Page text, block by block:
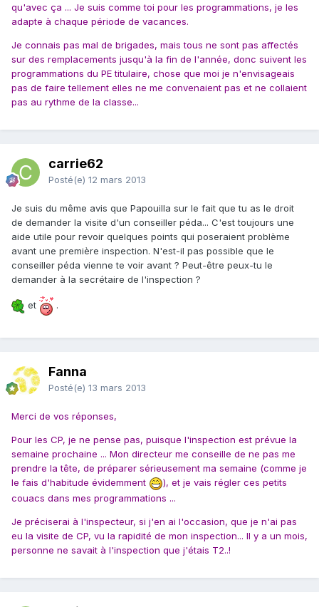
qu'avec ça ... Je suis comme toi pour les programmations, je les
adapte à chaque période de vacances.
Je connais pas mal de brigades, mais tous ne sont pas affectés
sur des remplacements jusqu'à la fin de l'année, donc suivent les
programmations du PE titulaire, chose que moi je n'envisageais
pas de faire tellement elles ne me convenaient pas et ne collaient
pas au rythme de la classe...
carrie62
Posté(e) 12 mars 2013
Je suis du même avis que Papouilla sur le fait que tu as le droit
de demander la visite d'un conseiller péda... C'est toujours une
aide utile pour revoir quelques points qui poseraient problème
avant une première inspection. N'est-il pas possible que le
conseiller péda vienne te voir avant ? Peut-être peux-tu le
demander à la secrétaire de l'inspection ?
et .
Fanna
Posté(e) 13 mars 2013
Merci de vos réponses,
Pour les CP, je ne pense pas, puisque l'inspection est prévue la
semaine prochaine ... Mon directeur me conseille de ne pas me
prendre la tête, de préparer sérieusement ma semaine (comme je
le fais d'habitude évidemment
), et je vais régler ces petits
couacs dans mes programmations ...
Je préciserai à l'inspecteur, si j'en ai l'occasion, que je n'ai pas
eu la visite de CP, vu la rapidité de mon inspection... Il y a un mois,
personne ne savait à l'inspection que j'étais T2..!